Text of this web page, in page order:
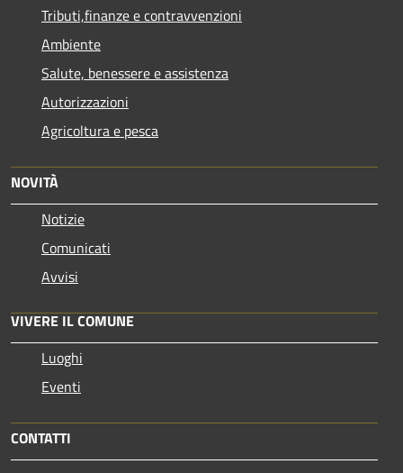
Tributi,finanze e contravvenzioni
Ambiente
Salute, benessere e assistenza
Autorizzazioni
Agricoltura e pesca
NOVITÀ
Notizie
Comunicati
Avvisi
VIVERE IL COMUNE
Luoghi
Eventi
CONTATTI